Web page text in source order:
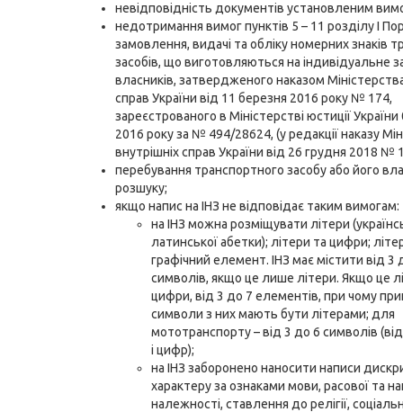
невідповідність документів установленим
недотримання вимог пунктів 5 – 11 розділу І
замовлення, видачі та обліку номерних знаків
засобів, що виготовляються на індивідуальне
власників, затвердженого наказом
справ України від 11 березня 2016 року № 174,
зареєстрованого в Міністерстві юстиції України
2016 року за № 494/28624, (у редакції наказу
внутрішніх справ України від 26 грудня 2018 №
перебування транспортного засобу або його
розшуку;
якщо напис на ІНЗ не відповідає таким вимогам:
на ІНЗ можна розміщувати літери
латинської абетки); літери та цифри;
графічний елемент. ІНЗ має містити від 3
символів, якщо це лише літери. Якщо це
цифри, від 3 до 7 елементів, при чому
символи з них мають бути літерами; для
мототранспорту – від 3 до 6 символів
і цифр);
на ІНЗ заборонено наносити написи
характеру за ознаками мови, расової та
належності, ставлення до релігії,